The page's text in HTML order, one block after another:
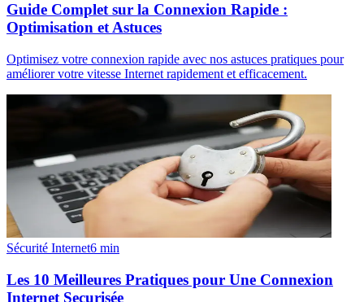
Guide Complet sur la Connexion Rapide :
Optimisation et Astuces
Optimisez votre connexion rapide avec nos astuces pratiques pour
améliorer votre vitesse Internet rapidement et efficacement.
Sécurité Internet6 min
Les 10 Meilleures Pratiques pour Une Connexion
Internet Securisée